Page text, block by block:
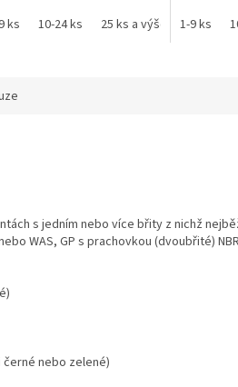
ks 10-24 ks 25 ks a výše 1-9 ks
s jedním nebo více břity z nichž
WAS, GP s prachovkou (dvoubřité)
černé nebo zelené)